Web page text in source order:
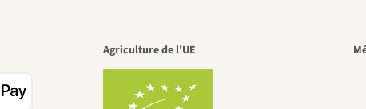
plus
Agriculture de l'UE